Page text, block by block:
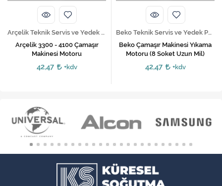
Arçelik Teknik Servis ve Yedek Parça Hizmetleri
Arçelik 3300 - 4100 Çamaşır
Makinesi Motoru
42,47 +kdv
Beko Teknik Servis ve Yedek Parça Hizmetleri
Beko Çamaşır Makinesi Yıkama
Motoru (8 Soket Uzun Mil)
42,47 +kdv